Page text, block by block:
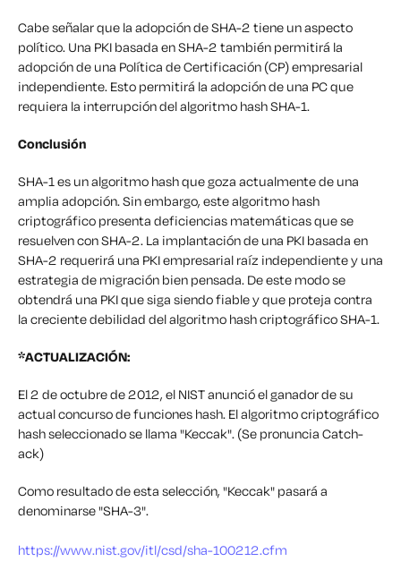
Cabe señalar que la adopción de SHA-2 tiene un aspecto
político. Una PKI basada en SHA-2 también permitirá la
adopción de una Política de Certificación (CP) empresarial
independiente. Esto permitirá la adopción de una PC que
requiera la interrupción del algoritmo hash SHA-1.
Conclusión
SHA-1 es un algoritmo hash que goza actualmente de una
amplia adopción. Sin embargo, este algoritmo hash
criptográfico presenta deficiencias matemáticas que se
resuelven con SHA-2. La implantación de una PKI basada en
SHA-2 requerirá una PKI empresarial raíz independiente y una
estrategia de migración bien pensada. De este modo se
obtendrá una PKI que siga siendo fiable y que proteja contra
la creciente debilidad del algoritmo hash criptográfico SHA-1.
*ACTUALIZACIÓN:
El 2 de octubre de 2012, el NIST anunció el ganador de su
actual concurso de funciones hash. El algoritmo criptográfico
hash seleccionado se llama "Keccak". (Se pronuncia Catch-
ack)
Como resultado de esta selección, "Keccak" pasará a
denominarse "SHA-3".
https://www.nist.gov/itl/csd/sha-100212.cfm